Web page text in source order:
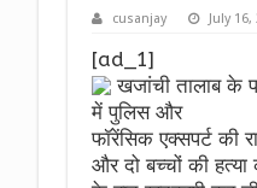
cusanjay July 16,
[ad_1]
खजांची तालाब के
में पुलिस और
फॉरेंसिक एक्सपर्ट की
और दो बच्चों की